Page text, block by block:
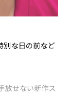
別な日の前など
放せない新作ス